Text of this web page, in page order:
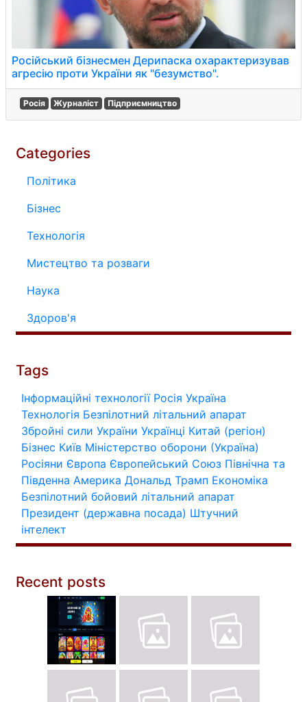
Російський бізнесмен Дерипаска охарактеризував
агресію проти України як "безумство".
Росія Журналіст Підприємництво
Categories
Політика
Бізнес
Технологія
Мистецтво та розваги
Наука
Здоров'я
Tags
Інформаційні технології Росія Україна
Технологія Безпілотний літальний апарат
Збройні сили України Українці Китай (регіон)
Бізнес Київ Міністерство оборони (Україна)
Росіяни Європа Європейський Союз Північна та
Південна Америка Дональд Трамп Економіка
Безпілотний бойовий літальний апарат
Президент (державна посада) Штучний
інтелект
Recent posts